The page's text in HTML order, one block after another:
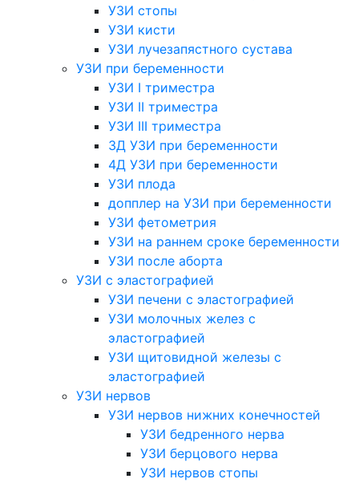
УЗИ стопы
УЗИ кисти
УЗИ лучезапястного сустава
УЗИ при беременности
УЗИ I триместра
УЗИ II триместра
УЗИ III триместра
3Д УЗИ при беременности
4Д УЗИ при беременности
УЗИ плода
допплер на УЗИ при беременности
УЗИ фетометрия
УЗИ на раннем сроке беременности
УЗИ после аборта
УЗИ с эластографией
УЗИ печени с эластографией
УЗИ молочных желез с
эластографией
УЗИ щитовидной железы с
эластографией
УЗИ нервов
УЗИ нервов нижних конечностей
УЗИ бедренного нерва
УЗИ берцового нерва
УЗИ нервов стопы